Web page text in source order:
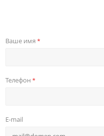
Ваше имя *
Телефон *
E-mail